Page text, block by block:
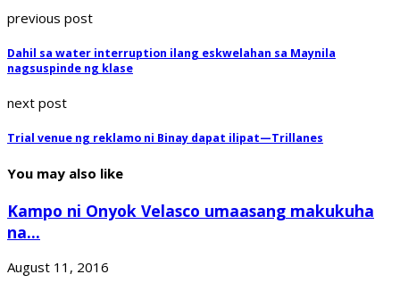
previous post
Dahil sa water interruption ilang eskwelahan sa Maynila
nagsuspinde ng klase
next post
Trial venue ng reklamo ni Binay dapat ilipat—Trillanes
You may also like
Kampo ni Onyok Velasco umaasang makukuha
na...
August 11, 2016